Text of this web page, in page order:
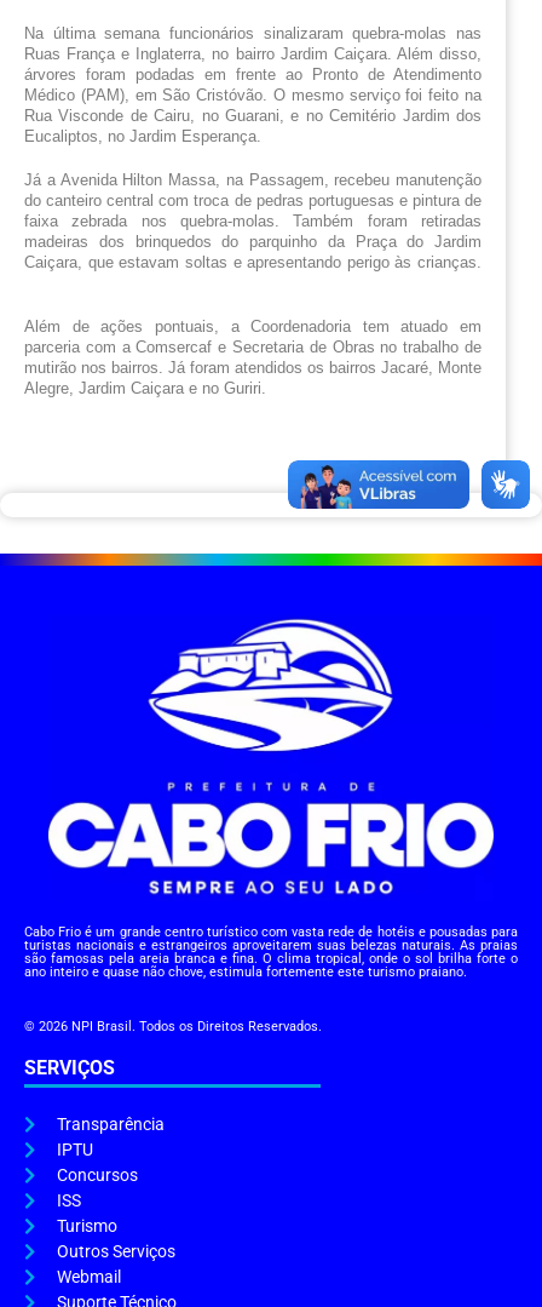
Na última semana funcionários sinalizaram quebra-molas nas
Ruas França e Inglaterra, no bairro Jardim Caiçara. Além disso,
árvores foram podadas em frente ao Pronto de Atendimento
Médico (PAM), em São Cristóvão. O mesmo serviço foi feito na
Rua Visconde de Cairu, no Guarani, e no Cemitério Jardim dos
Eucaliptos, no Jardim Esperança.
Já a Avenida Hilton Massa, na Passagem, recebeu manutenção
do canteiro central com troca de pedras portuguesas e pintura de
faixa zebrada nos quebra-molas. Também foram retiradas
madeiras dos brinquedos do parquinho da Praça do Jardim
Caiçara, que estavam soltas e apresentando perigo às crianças.
Além de ações pontuais, a Coordenadoria tem atuado em
parceria com a Comsercaf e Secretaria de Obras no trabalho de
mutirão nos bairros. Já foram atendidos os bairros Jacaré, Monte
Alegre, Jardim Caiçara e no Guriri.
Cabo Frio é um grande centro turístico com vasta rede de hotéis e pousadas para
turistas nacionais e estrangeiros aproveitarem suas belezas naturais. As praias
são famosas pela areia branca e fina. O clima tropical, onde o sol brilha forte o
ano inteiro e quase não chove, estimula fortemente este turismo praiano.
© 2026 NPI Brasil. Todos os Direitos Reservados.
SERVIÇOS
Transparência
IPTU
Concursos
ISS
Turismo
Outros Serviços
Webmail